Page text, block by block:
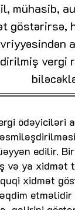
mühasib,
göstərirsə,
vergi
ödəyiciləri
edilir.
və ya xidmət
xidmət
etməlidir